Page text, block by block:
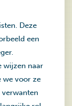
Deze
een
wijzen naar
we voor ze
verwanten